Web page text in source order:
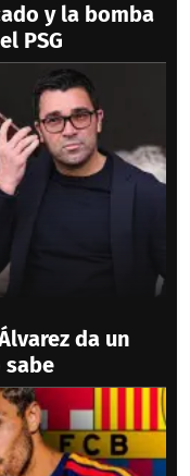
y la bomba
PSG
da un
sabe